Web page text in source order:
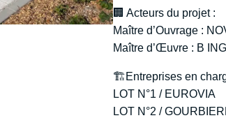
🏢 Acteurs du projet :
Maître d’Ouvrage :
Maître d’Œuvre : B
🏗️Entreprises en
LOT N°1 / EUROVIA
LOT N°2 /